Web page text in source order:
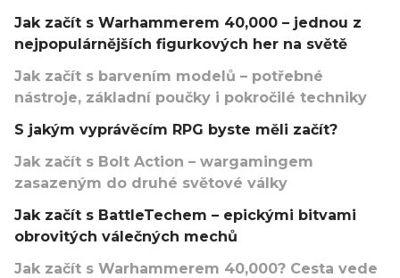
Jak začít s Warhammerem 40,000 – jednou z
nejpopulárnějších figurkových her na světě
Jak začít s barvením modelů – potřebné
nástroje, základní poučky i pokročilé techniky
S jakým vyprávěcím RPG byste měli začít?
Jak začít s Bolt Action – wargamingem
zasazeným do druhé světové války
Jak začít s BattleTechem – epickými bitvami
obrovitých válečných mechů
Jak začít s Warhammerem 40,000? Cesta vede